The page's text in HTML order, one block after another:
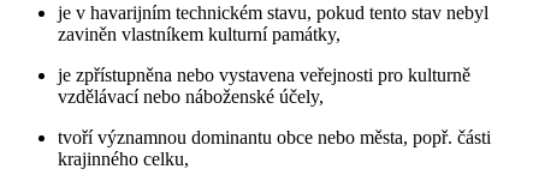
je v havarijním technickém stavu, pokud tento stav nebyl
zaviněn vlastníkem kulturní památky,
je zpřístupněna nebo vystavena veřejnosti pro kulturně
vzdělávací nebo náboženské účely,
tvoří významnou dominantu obce nebo města, popř. části
krajinného celku,